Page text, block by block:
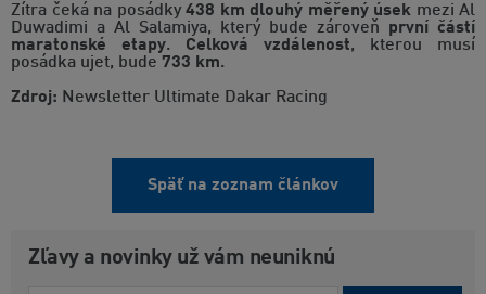
Zítra čeká na posádky 438 km dlouhý měřený úsek mezi Al
Duwadimi a Al Salamiya, který bude zároveň první částí
maratonské etapy. Celková vzdálenost, kterou musí
posádka ujet, bude 733 km.
Zdroj: Newsletter Ultimate Dakar Racing
Späť na zoznam článkov
Zľavy a novinky už vám neuniknú